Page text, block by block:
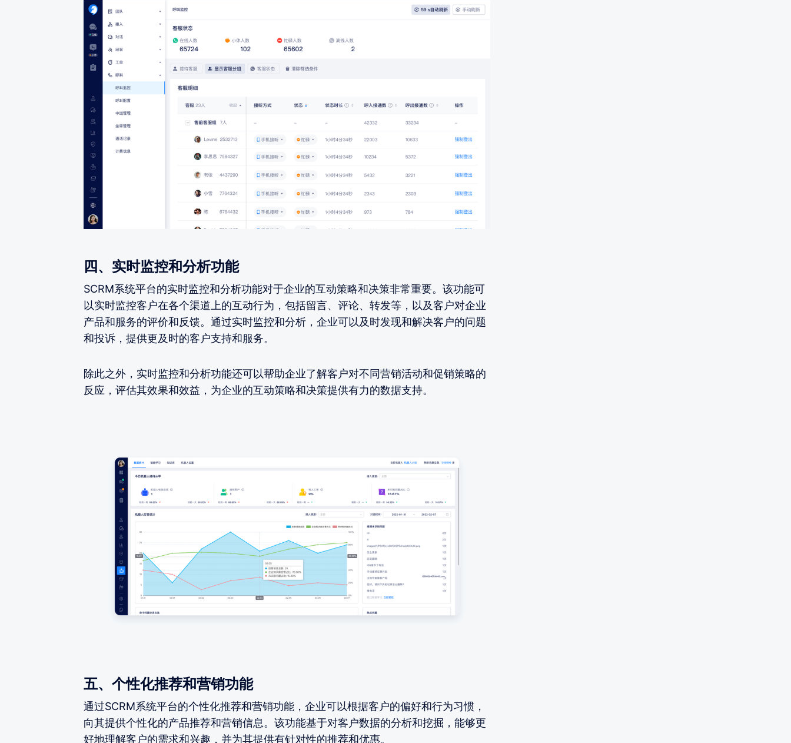
四、实时监控和分析功能
SCRM系统平台的实时监控和分析功能对于企业的互动策略和决策非常重要。该功能可
以实时监控客户在各个渠道上的互动行为，包括留言、评论、转发等，以及客户对企业
产品和服务的评价和反馈。通过实时监控和分析，企业可以及时发现和解决客户的问题
和投诉，提供更及时的客户支持和服务。
除此之外，实时监控和分析功能还可以帮助企业了解客户对不同营销活动和促销策略的
反应，评估其效果和效益，为企业的互动策略和决策提供有力的数据支持。
五、个性化推荐和营销功能
通过SCRM系统平台的个性化推荐和营销功能，企业可以根据客户的偏好和行为习惯，
向其提供个性化的产品推荐和营销信息。该功能基于对客户数据的分析和挖掘，能够更
好地理解客户的需求和兴趣，并为其提供有针对性的推荐和优惠。